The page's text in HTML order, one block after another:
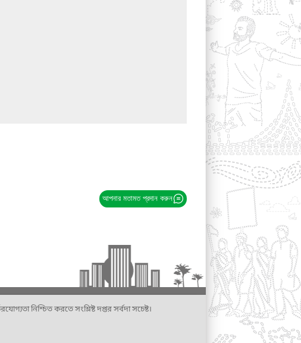
আপনার মতামত প্রদান করুন
নিশ্চিত করতে সংশ্লিষ্ট দপ্তর সর্বদা সচেষ্ট।